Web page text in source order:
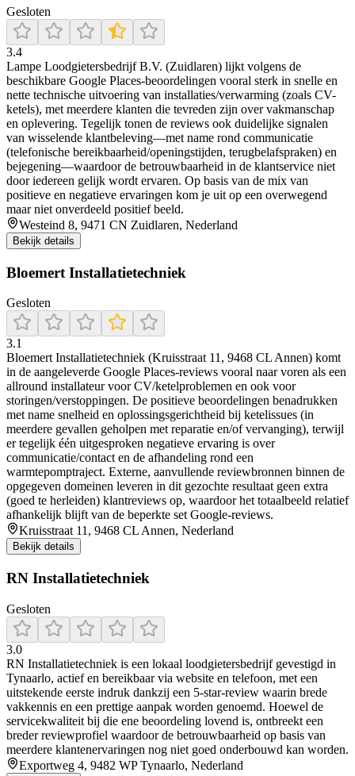
Gesloten
3.4
Lampe Loodgietersbedrijf B.V. (Zuidlaren) lijkt volgens de
beschikbare Google Places-beoordelingen vooral sterk in snelle en
nette technische uitvoering van installaties/verwarming (zoals CV-
ketels), met meerdere klanten die tevreden zijn over vakmanschap
en oplevering. Tegelijk tonen de reviews ook duidelijke signalen
van wisselende klantbeleving—met name rond communicatie
(telefonische bereikbaarheid/openingstijden, terugbelafspraken) en
bejegening—waardoor de betrouwbaarheid in de klantservice niet
door iedereen gelijk wordt ervaren. Op basis van de mix van
positieve en negatieve ervaringen kom je uit op een overwegend
maar niet onverdeeld positief beeld.
Westeind 8, 9471 CN Zuidlaren, Nederland
Bekijk details
Bloemert Installatietechniek
Gesloten
3.1
Bloemert Installatietechniek (Kruisstraat 11, 9468 CL Annen) komt
in de aangeleverde Google Places-reviews vooral naar voren als een
allround installateur voor CV/ketelproblemen en ook voor
storingen/verstoppingen. De positieve beoordelingen benadrukken
met name snelheid en oplossingsgerichtheid bij ketelissues (in
meerdere gevallen geholpen met reparatie en/of vervanging), terwijl
er tegelijk één uitgesproken negatieve ervaring is over
communicatie/contact en de afhandeling rond een
warmtepomptraject. Externe, aanvullende reviewbronnen binnen de
opgegeven domeinen leveren in dit gezochte resultaat geen extra
(goed te herleiden) klantreviews op, waardoor het totaalbeeld relatief
afhankelijk blijft van de beperkte set Google-reviews.
Kruisstraat 11, 9468 CL Annen, Nederland
Bekijk details
RN Installatietechniek
Gesloten
3.0
RN Installatietechniek is een lokaal loodgietersbedrijf gevestigd in
Tynaarlo, actief en bereikbaar via website en telefoon, met een
uitstekende eerste indruk dankzij een 5‑star-review waarin brede
vakkennis en een prettige aanpak worden genoemd. Hoewel de
servicekwaliteit bij die ene beoordeling lovend is, ontbreekt een
breder reviewprofiel waardoor de betrouwbaarheid op basis van
meerdere klantenervaringen nog niet goed onderbouwd kan worden.
Exportweg 4, 9482 WP Tynaarlo, Nederland